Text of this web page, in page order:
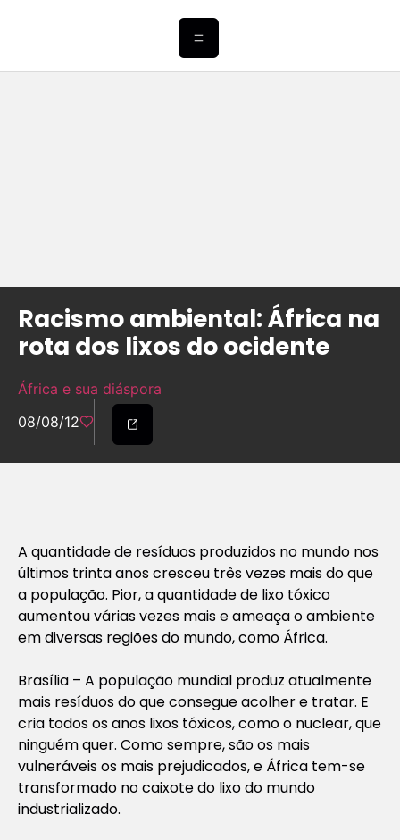
Racismo ambiental: África na
rota dos lixos do ocidente
África e sua diáspora
08/08/12
A quantidade de resíduos produzidos no mundo nos
últimos trinta anos cresceu três vezes mais do que
a população. Pior, a quantidade de lixo tóxico
aumentou várias vezes mais e ameaça o ambiente
em diversas regiões do mundo, como África.
Brasília – A população mundial produz atualmente
mais resíduos do que consegue acolher e tratar. E
cria todos os anos lixos tóxicos, como o nuclear, que
ninguém quer. Como sempre, são os mais
vulneráveis os mais prejudicados, e África tem-se
transformado no caixote do lixo do mundo
industrializado.